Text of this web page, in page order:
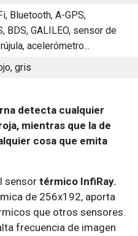
Bluetooth, A-GPS,
BDS, GALILEO, sensor de
acelerómetro...
gris
detecta cualquier
mientras que la de
cosa que emita
sensor térmico InfiRay.
de 256x192, aporta
que otros sensores.
frecuencia de imagen